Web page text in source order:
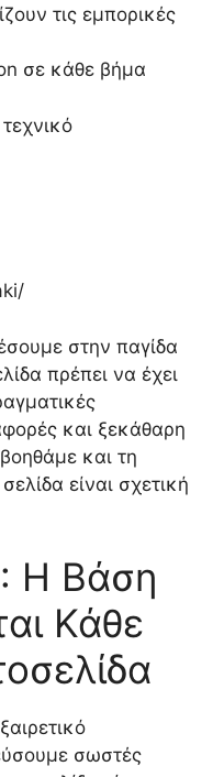
τις εμπορικές
σε κάθε βήμα
στην παγίδα
πρέπει να έχει
και ξεκάθαρη
και τη
είναι σχετική
Η Βάση
Κάθε
σωστές